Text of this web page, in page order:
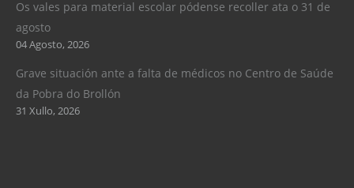
Os vales para material escolar pódense recoller ata o 31 de
agosto
04 Agosto, 2026
Grave situación ante a falta de médicos no Centro de Saúde
da Pobra do Brollón
31 Xullo, 2026